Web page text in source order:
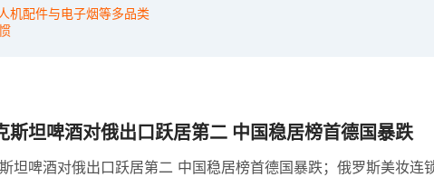
机配件与电子烟等多品类
斯坦啤酒对俄出口跃居第二 中国稳居榜首德国暴跌
坦啤酒对俄出口跃居第二 中国稳居榜首德国暴跌；俄罗斯美妆连